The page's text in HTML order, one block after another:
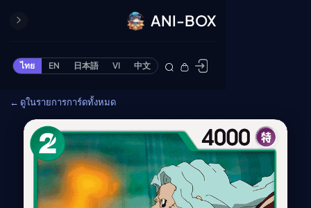
ANI-BOX
ไทย EN 日本語 VI 中文
ปิด
ONE PIECE
Collection
Deck Builder
My-Collection
Deck Library
Deck Share
← ดูในรายการการ์ดทั้งหมด